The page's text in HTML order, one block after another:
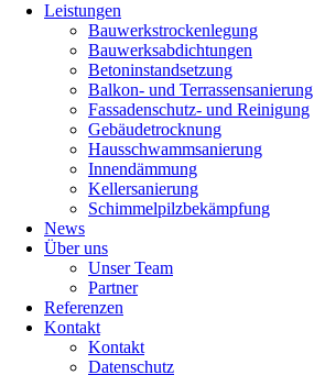
Leistungen
Bauwerks­trockenlegung
Bauwerks­abdichtungen
Beton­instand­setzung
Balkon- und Terras­sen­sanierung
Fassaden­schutz- und Reinigung
Gebäude­trocknung
Haus­schwamm­sanierung
Innen­dämmung
Keller­sanierung
Schimmel­pilz­bekämpfung
News
Über uns
Unser Team
Partner
Referenzen
Kontakt
Kontakt
Datenschutz